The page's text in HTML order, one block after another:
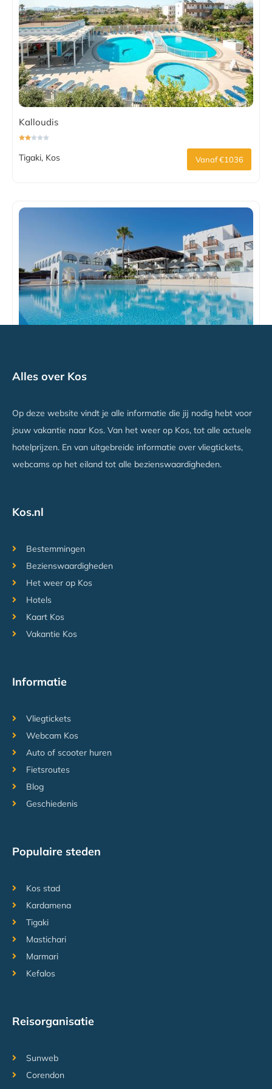
Kalloudis
Tigaki, Kos Vanaf €1036
Alles over Kos
Op deze website vindt je alle informatie die jij nodig hebt voor
jouw vakantie naar Kos. Van het weer op Kos, tot alle actuele
hotelprijzen. En van uitgebreide informatie over vliegtickets,
webcams op het eiland tot alle bezienswaardigheden.
Kos.nl
Bestemmingen
Bezienswaardigheden
Het weer op Kos
Hotels
Kaart Kos
Vakantie Kos
Informatie
Vliegtickets
Webcam Kos
Auto of scooter huren
Fietsroutes
Blog
Geschiedenis
Populaire steden
Kos stad
Kardamena
Tigaki
Mastichari
Marmari
Kefalos
Reisorganisatie
Sunweb
Corendon